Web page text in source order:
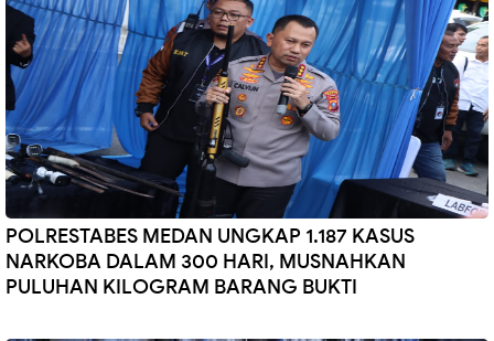
POLRESTABES MEDAN UNGKAP 1.187 KASUS
NARKOBA DALAM 300 HARI, MUSNAHKAN
PULUHAN KILOGRAM BARANG BUKTI